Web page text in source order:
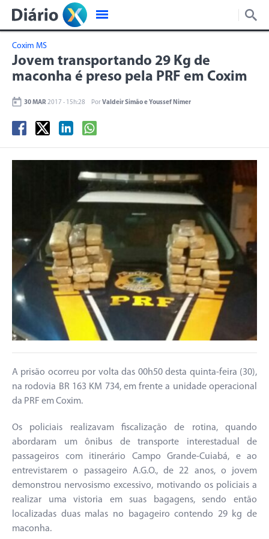
Coxim MS
Jovem transportando 29 Kg de
maconha é preso pela PRF em Coxim
30 MAR 2017 - 15h:28 PorValdeir Simão e Youssef Nimer
A prisão ocorreu por volta das 00h50 desta quinta-feira (30),
na rodovia BR 163 KM 734, em frente a unidade operacional
da PRF em Coxim.
Os policiais realizavam fiscalização de rotina, quando
abordaram um ônibus de transporte interestadual de
passageiros com itinerário Campo Grande-Cuiabá, e ao
entrevistarem o passageiro A.G.O., de 22 anos, o jovem
demonstrou nervosismo excessivo, motivando os policiais a
realizar uma vistoria em suas bagagens, sendo então
localizadas duas malas no bagageiro contendo 29 kg de
maconha.